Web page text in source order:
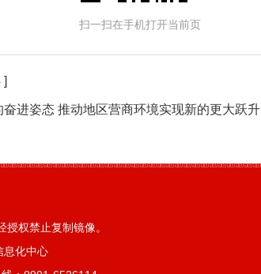
扫一扫在手机打开当前页
]
进姿态 推动地区营商环境实现新的更大跃升
权禁止复制镜像。
化中心